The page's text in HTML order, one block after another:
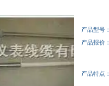
产品型号：
产品报价：
产品特点：